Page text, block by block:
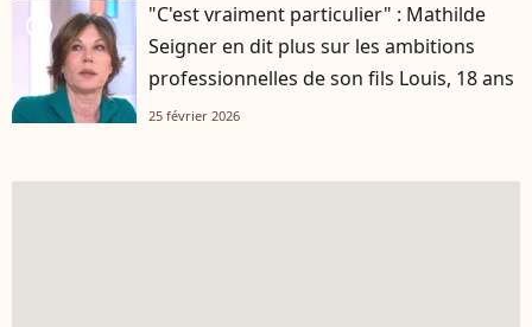
player2
"C'est vraiment particulier" : Mathilde
Seigner en dit plus sur les ambitions
professionnelles de son fils Louis, 18 ans
25 février 2026